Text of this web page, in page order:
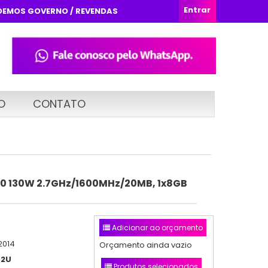
Entrar
GOVERNO / REVENDAS
CONTATO
130W 2.7GHz/1600MHz/20MB, 1x8GB
Adicionar ao orçamento
Orçamento ainda vazio